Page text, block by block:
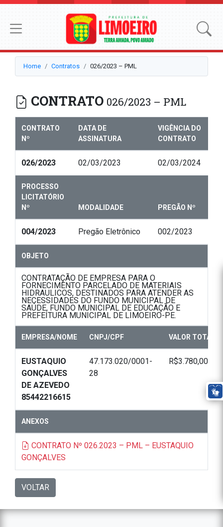
Home Contratos 026/2023 – PML
CONTRATO 026/2023 – PML
CONTRATO
Nº
DATA DE
ASSINATURA
VIGÊNCIA DO
CONTRATO
026/2023 02/03/2023 02/03/2024
PROCESSO
LICITATÓRIO
Nº
MODALIDADE PREGÃO Nº
004/2023 Pregão Eletrônico 002/2023
OBJETO
CONTRATAÇÃO DE EMPRESA PARA O
FORNECIMENTO PARCELADO DE MATERIAIS
HIDRAULICOS, DESTINADOS PARA ATENDER AS
NECESSIDADES DO FUNDO MUNICIPAL DE
SAÚDE, FUNDO MUNICIPAL DE EDUCAÇÃO E
PREFEITURA MUNICIPAL DE LIMOEIRO-PE.
EMPRESA/NOME CNPJ/CPF VALOR TOTAL
EUSTAQUIO
GONÇALVES
DE AZEVEDO
85442216615
47.173.020/0001-
28
R$3.780,00
ANEXOS
CONTRATO Nº 026.2023 – PML – EUSTAQUIO
GONÇALVES
VOLTAR